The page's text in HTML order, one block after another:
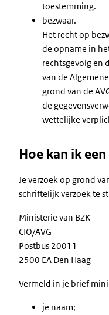
toestemming.
bezwaar.
Het recht op
de opname in
rechtsgevolg en
van de
grond van de
de
wettelijke
Hoe kan ik
Je verzoek op grond
schriftelijk verzoek te
Ministerie van BZK
CIO/AVG
Postbus 20011
2500 EA Den Haag
Vermeld in je brief
je naam;